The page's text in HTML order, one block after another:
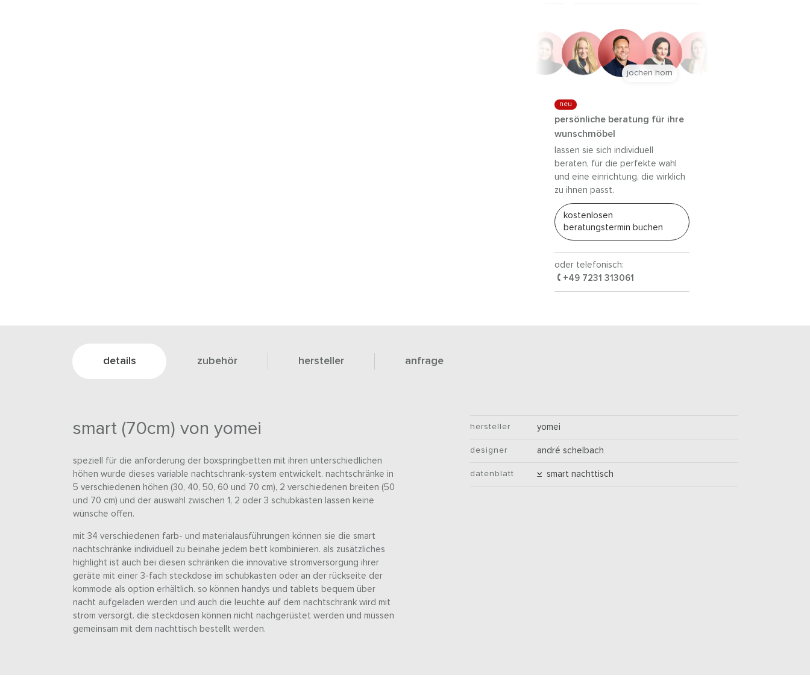
neu
persönliche beratung für ihre
wunschmöbel
lassen sie sich individuell
beraten, für die perfekte wahl
und eine einrichtung, die wirklich
zu ihnen passt.
kostenlosen
beratungstermin buchen
oder telefonisch:
+49 7231 313061
jochen horn
details zubehör hersteller anfrage
smart (70cm) von yomei
speziell für die anforderung der boxspringbetten mit ihren unterschiedlichen
höhen wurde dieses variable nachtschrank-system entwickelt. nachtschränke in
5 verschiedenen höhen (30, 40, 50, 60 und 70 cm), 2 verschiedenen breiten (50
und 70 cm) und der auswahl zwischen 1, 2 oder 3 schubkästen lassen keine
wünsche offen.
mit 34 verschiedenen farb- und materialausführungen können sie die smart
nachtschränke individuell zu beinahe jedem bett kombinieren. als zusätzliches
highlight ist auch bei diesen schränken die innovative stromversorgung ihrer
geräte mit einer 3-fach steckdose im schubkasten oder an der rückseite der
kommode als option erhältlich. so können handys und tablets bequem über
nacht aufgeladen werden und auch die leuchte auf dem nachtschrank wird mit
strom versorgt. die steckdosen können nicht nachgerüstet werden und müssen
gemeinsam mit dem nachttisch bestellt werden.
hersteller yomei
designer andré schelbach
datenblatt smart nachttisch